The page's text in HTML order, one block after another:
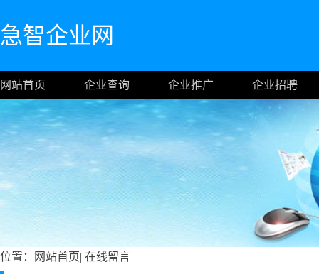
急智企业网
网站首页 企业查询 企业推广 企业招聘
位置： 网站首页| 在线留言